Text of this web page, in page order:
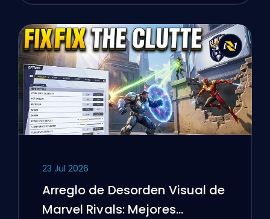
23 Jul 2026
Arreglo de Desorden Visual de
Marvel Rivals: Mejores